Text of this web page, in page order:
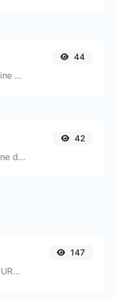
Metni ASCII koduna ve tersine dönüştürün.
44
Metni ondalık koda ve tersine dönüştürün.
42
Encode any string input to URL format.
147